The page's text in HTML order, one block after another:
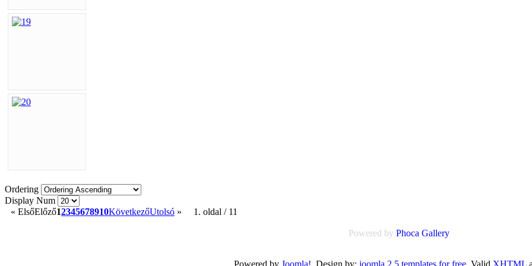
Ordering
Display Num
« ElsőElőző12345678910KövetkezőUtolsó » 1. oldal / 11
Powered by Phoca Gallery
Powered by Joomla! . Design by: joomla 2.5 templates for freeValid XHTML